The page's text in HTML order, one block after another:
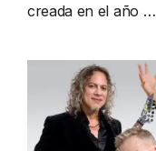
creada en el año …